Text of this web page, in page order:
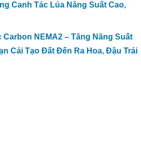
Canh Tác Lúa Năng Suất Cao,
Carbon NEMA2 – Tăng Năng Suất
Cải Tạo Đất Đến Ra Hoa, Đậu Trái